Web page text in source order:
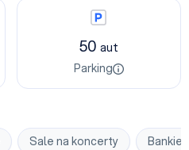
Parking
50 aut
Parking
Sale na koncerty